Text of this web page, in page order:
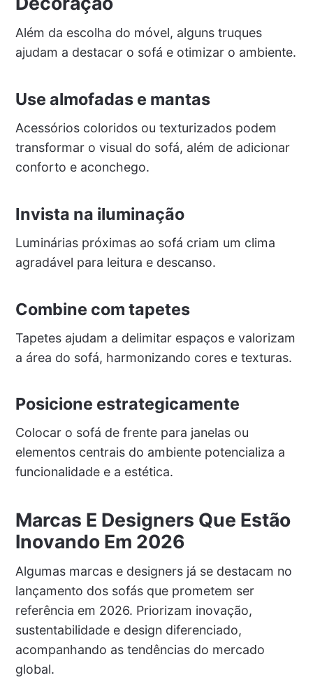
Além da escolha do móvel, alguns truques
ajudam a destacar o sofá e otimizar o ambiente.
Use almofadas e mantas
Acessórios coloridos ou texturizados podem
transformar o visual do sofá, além de adicionar
conforto e aconchego.
Invista na iluminação
Luminárias próximas ao sofá criam um clima
agradável para leitura e descanso.
Combine com tapetes
Tapetes ajudam a delimitar espaços e valorizam
a área do sofá, harmonizando cores e texturas.
Posicione estrategicamente
Colocar o sofá de frente para janelas ou
elementos centrais do ambiente potencializa a
funcionalidade e a estética.
Marcas E Designers Que Estão
Inovando Em 2026
Algumas marcas e designers já se destacam no
lançamento dos sofás que prometem ser
referência em 2026. Priorizam inovação,
sustentabilidade e design diferenciado,
acompanhando as tendências do mercado
global.